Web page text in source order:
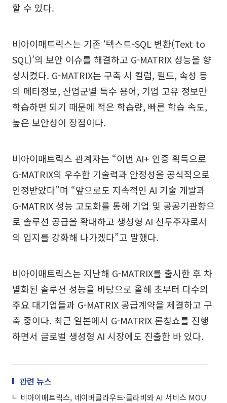
할 수 있다.
비아이매트릭스는 기존 ‘텍스트-SQL 변환(Text to
SQL)’의 보안 이슈를 해결하고 G-MATRIX 성능을 향
상시켰다. G-MATRIX는 구축 시 컬럼, 필드, 속성 등
의 메타정보, 산업군별 특수 용어, 기업 고유 정보만
학습하면 되기 때문에 적은 학습량, 빠른 학습 속도,
높은 보안성이 장점이다.
비아이매트릭스 관계자는 “이번 AI+ 인증 획득으로
G-MATRIX의 우수한 기술력과 안정성을 공식적으로
인정받았다”며 “앞으로도 지속적인 AI 기술 개발과
G-MATRIX 성능 고도화를 통해 기업 및 공공기관향으
로 솔루션 공급을 확대하고 생성형 AI 선두주자로서
의 입지를 강화해 나가겠다”고 말했다.
비아이매트릭스는 지난해 G-MATRIX를 출시한 후 차
별화된 솔루션 성능을 바탕으로 올해 초부터 다수의
주요 대기업들과 G-MATRIX 공급계약을 체결하고 구
축 중이다. 최근 일본에서 G-MATRIX 론칭쇼를 진행
하면서 글로벌 생성형 AI 시장에도 진출한 바 있다.
관련 뉴스
비아이매트릭스, 네이버클라우드·클라비와 AI 서비스 MOU